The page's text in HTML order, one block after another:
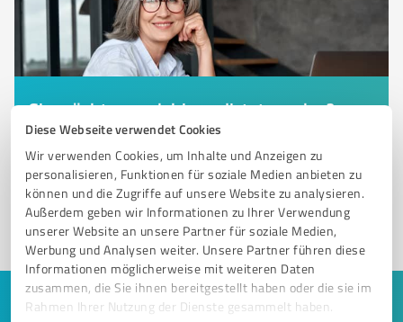
Diese Webseite verwendet Cookies
Wir verwenden Cookies, um Inhalte und Anzeigen zu
personalisieren, Funktionen für soziale Medien anbieten zu
können und die Zugriffe auf unsere Website zu analysieren.
Außerdem geben wir Informationen zu Ihrer Verwendung
unserer Website an unsere Partner für soziale Medien,
Werbung und Analysen weiter. Unsere Partner führen diese
Informationen möglicherweise mit weiteren Daten
zusammen, die Sie ihnen bereitgestellt haben oder die sie im
Rahmen Ihrer Nutzung der Dienste gesammelt haben.
Sie möchten auch hier gelistet werden?
Registrieren Sie sich jetzt und werden Sie ein von
Kunden empfohlener ProvenExpert!
Keine Zeit für lange Recherchen und E-